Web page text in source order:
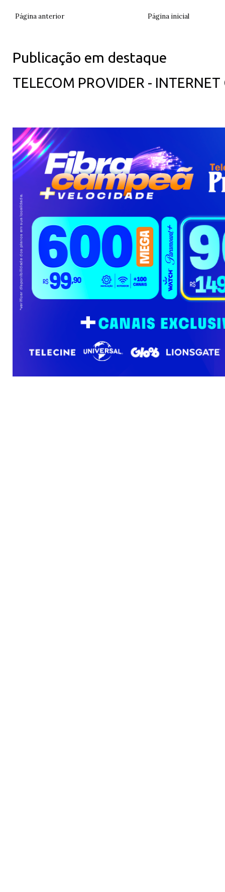
Página anterior Página inicial
Publicação em destaque
TELECOM PROVIDER -